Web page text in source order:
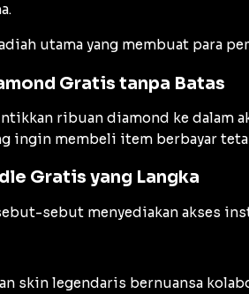
utama yang membuat para
Gratis tanpa Batas
ribuan diamond ke dalam
ingin membeli item berbayar
Gratis yang Langka
sebut menyediakan akses
skin legendaris bernuansa